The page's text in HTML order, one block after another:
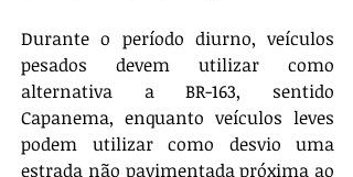
Durante o período diurno, veículos
pesados devem utilizar como
alternativa a BR-163, sentido
Capanema, enquanto veículos leves
podem utilizar como desvio uma
estrada não pavimentada próxima ao